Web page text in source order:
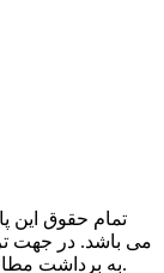
تمام حقوق این
می باشد. در جهت
به برداشت مطالب و تصاویر [به جز مصارف تجاری] وجود ندارد.